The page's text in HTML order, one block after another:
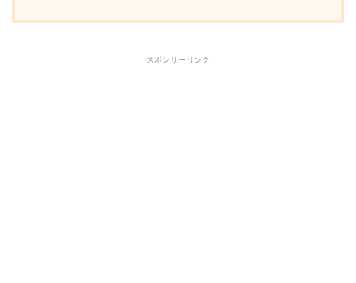
スポンサーリンク